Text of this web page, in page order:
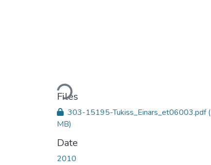
Loading...
Files
303-15195-Tukiss_Einars_et06003.pdf
MB)
Date
2010